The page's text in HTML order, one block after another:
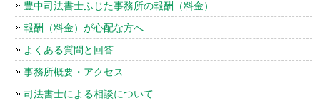
豊中司法書士ふじた事務所の報酬（料金）
報酬（料金）が心配な方へ
よくある質問と回答
事務所概要・アクセス
司法書士による相談について